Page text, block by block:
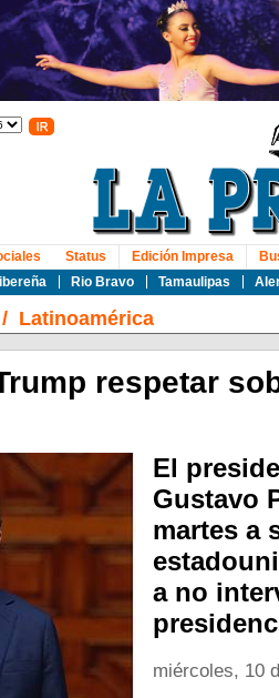
Rio Bravo Tamaulipas
Status Edición Impresa
/ Latinoamérica
respetar
El
Gustavo
martes a
a no
miércoles, 10